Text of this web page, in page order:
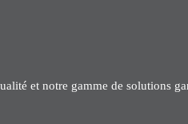
et notre gamme de solutions